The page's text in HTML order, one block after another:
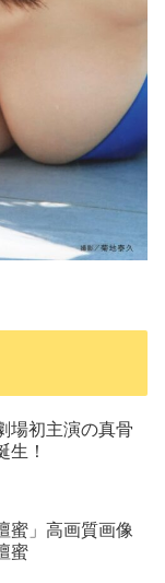
場初主演の真骨
生！
蜜」高画質画像
蜜